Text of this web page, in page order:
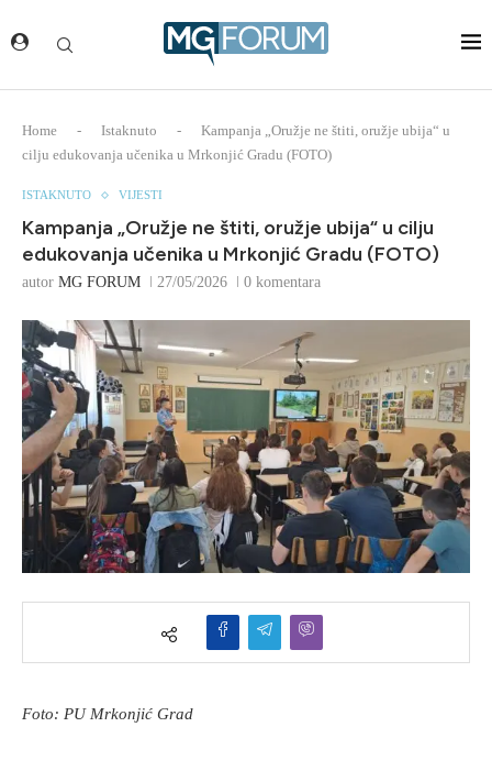
Home - Istaknuto -
Kampanja „Oružje ne štiti, oružje ubija“ u
cilju edukovanja učenika u Mrkonjić Gradu (FOTO)
ISTAKNUTO VIJESTI
Kampanja „Oružje ne štiti, oružje ubija“ u cilju
edukovanja učenika u Mrkonjić Gradu (FOTO)
autor MG FORUM 27/05/2026 0 komentara
Foto: PU Mrkonjić Grad